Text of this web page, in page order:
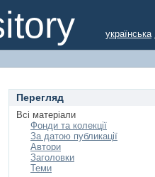
українська
Перегляд
Всі матеріали
Фонди та колекції
За датою публикації
Автори
Заголовки
Теми